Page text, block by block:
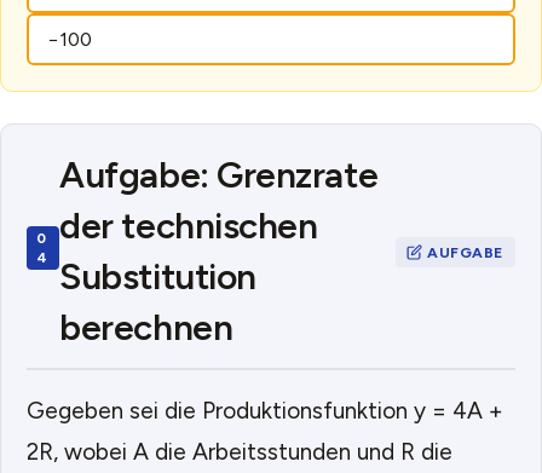
−100
Aufgabe: Grenzrate
der technischen
Substitution
berechnen
Gegeben sei die Produktionsfunktion y = 4A +
2R, wobei A die Arbeitsstunden und R die